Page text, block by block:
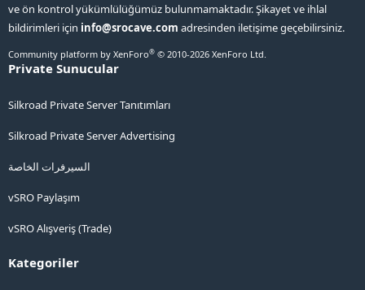
ve ön kontrol yükümlülüğümüz bulunmamaktadır. Şikayet ve ihlal
bildirimleri için info@srocave.com adresinden iletişime geçebilirsiniz.
Community platform by XenForo® © 2010-2026 XenForo Ltd.
Private Sunucular
Silkroad Private Server Tanıtımları
Silkroad Private Server Advertising
السيرفرات الخاصة
vSRO Paylaşım
vSRO Alışveriş (Trade)
Kategoriler